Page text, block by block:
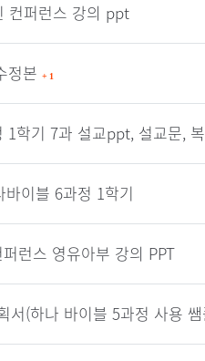
컨퍼런스 강의 ppt
정본 + 1
학기 7과 설교ppt, 설교문,
이블 6과정 1학기
런스 영유아부 강의 PPT
서(하나 바이블 5과정 사용